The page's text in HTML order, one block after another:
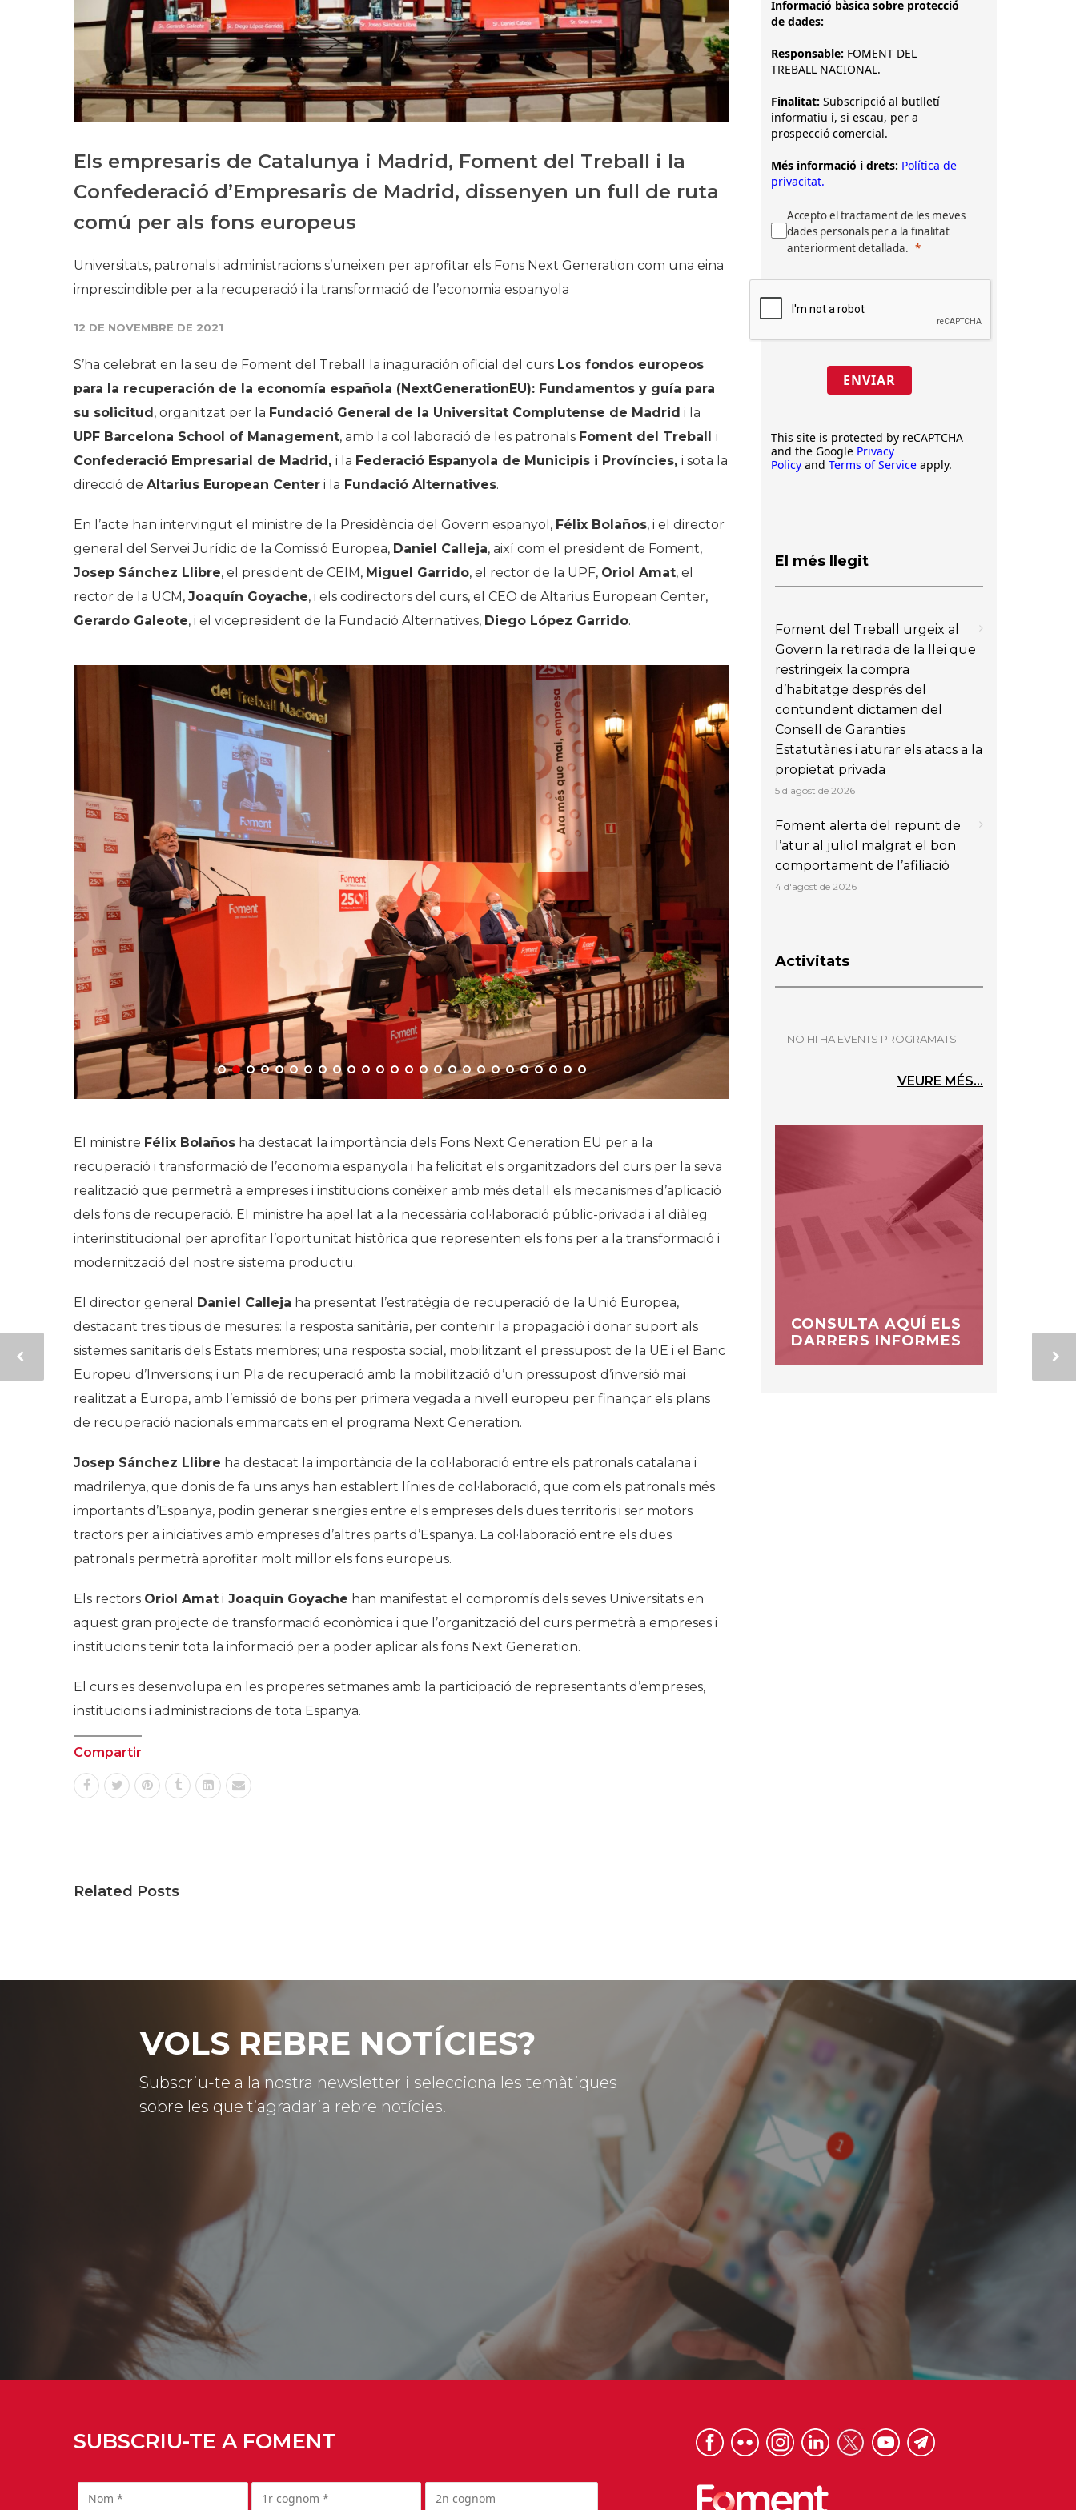
Història
Galeria de Presidents
Biblioteca Arxiu
Seu Social
Els empresaris de Catalunya i Madrid, Foment del Treball i la
Confederació d’Empresaris de Madrid, dissenyen un full de ruta
comú per als fons europeus
Universitats, patronals i administracions s’uneixen per aprofitar els Fons Next Generation com una eina
imprescindible per a la recuperació i la transformació de l’economia espanyola
12 DE NOVEMBRE DE 2021
S’ha celebrat en la seu de Foment del Treball la inaguración oficial del curs Los fondos europeos
para la recuperación de la economía española (NextGenerationEU): Fundamentos y guía para
su solicitud, organitzat per la Fundació General de la Universitat Complutense de Madrid i la
UPF Barcelona School of Management, amb la col·laboració de les patronals Foment del Treball i
Confederació Empresarial de Madrid, i la Federació Espanyola de Municipis i Províncies, i sota la
direcció de Altarius European Center i la Fundació Alternatives.
En l’acte han intervingut el ministre de la Presidència del Govern espanyol, Félix Bolaños, i el director
general del Servei Jurídic de la Comissió Europea, Daniel Calleja, així com el president de Foment,
Josep Sánchez Llibre, el president de CEIM, Miguel Garrido, el rector de la UPF, Oriol Amat, el
rector de la UCM, Joaquín Goyache, i els codirectors del curs, el CEO de Altarius European Center,
Gerardo Galeote, i el vicepresident de la Fundació Alternatives, Diego López Garrido.
Compartir
Informació bàsica sobre protecció
de dades:
Responsable: FOMENT DEL
TREBALL NACIONAL.
Finalitat: Subscripció al butlletí
informatiu i, si escau, per a
prospecció comercial.
Més informació i drets: Política de
privacitat.
Accepto el tractament de les meves
dades personals per a la finalitat
anteriorment detallada.
ENVIAR
This site is protected by reCAPTCHA
and the Google Privacy
Policy and Terms of Service apply.
El més llegit
Foment del Treball urgeix al
Govern la retirada de la llei que
restringeix la compra
d’habitatge després del
contundent dictamen del
Consell de Garanties
Estatutàries i aturar els atacs a la
propietat privada
5 d'agost de 2026
Foment alerta del repunt de
l’atur al juliol malgrat el bon
comportament de l’afiliació
4 d'agost de 2026
Activitats
NO HI HA EVENTS PROGRAMATS
VEURE MÉS...
CONSULTA AQUÍ ELS
DARRERS INFORMES
VOLS REBRE NOTÍCIES?
Subscriu-te a la nostra newsletter i selecciona les temàtiques
sobre les que t’agradaria rebre notícies.
SUBSCRIU-TE A FOMENT